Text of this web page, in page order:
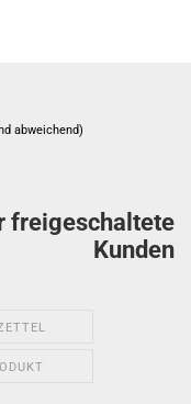
abweichend)
freigeschaltete
Kunden